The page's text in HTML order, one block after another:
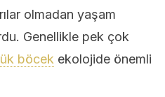
olmadan yaşam
Genellikle pek çok
böcek ekolojide önemli